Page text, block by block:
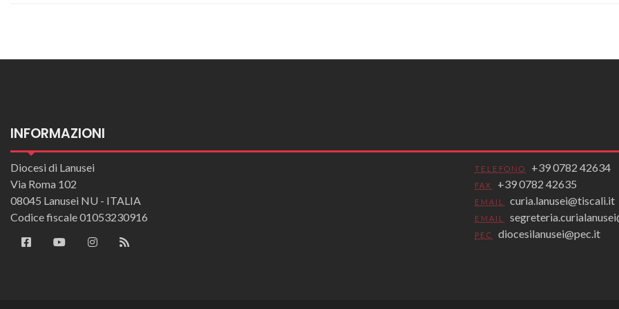
INFORMAZIONI
Diocesi di Lanusei
Via Roma 102
08045 Lanusei NU - ITALIA
Codice fiscale 01053230916
TELEFONO +39 0782 42634
FAX +39 0782 42635
EMAIL curia.lanusei@tiscali.it
EMAIL
PEC diocesilanusei@pec.it